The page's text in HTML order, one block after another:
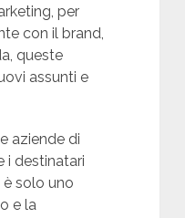
per
con il brand,
queste
assunti e
aziende di
i destinatari
solo uno
e la